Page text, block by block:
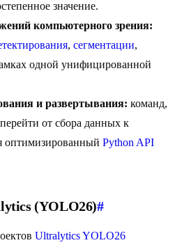
значение.
компьютерного зрения:
, сегментации,
одной унифицированной
и развертывания: команд,
от сбора данных к
оптимизированный Python API
(YOLO26)#
Ultralytics YOLO26